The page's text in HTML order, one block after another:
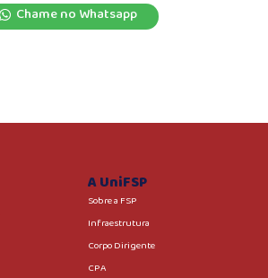
Chame no Whatsapp
A UniFSP
Sobre a FSP
Infraestrutura
Corpo Dirigente
CPA